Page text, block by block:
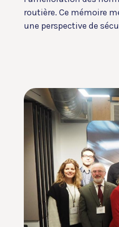
routière. Ce mémoire
une perspective de